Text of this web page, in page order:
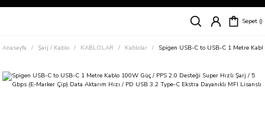
Siparişleriniz
Süper İndirimli Fiyatlar
Sepet
Anasayfa Şarj / Kablo KABLOLAR Kablolar Spigen USB-C to USB-C 1 Metre